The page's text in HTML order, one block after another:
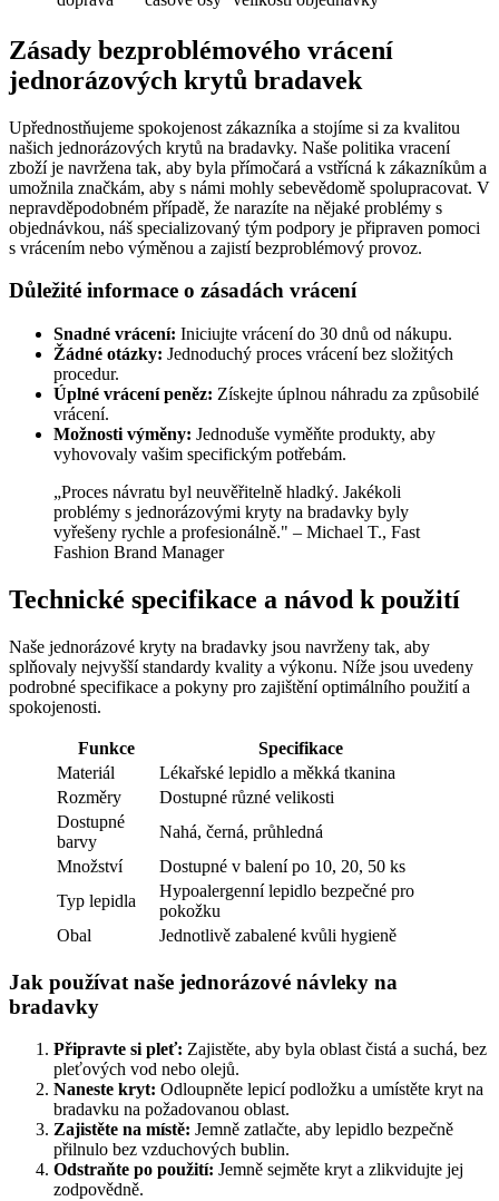
Zásady bezproblémového vrácení
jednorázových krytů bradavek
Upřednostňujeme spokojenost zákazníka a stojíme si za kvalitou
našich jednorázových krytů na bradavky. Naše politika vracení
zboží je navržena tak, aby byla přímočará a vstřícná k zákazníkům a
umožnila značkám, aby s námi mohly sebevědomě spolupracovat. V
nepravděpodobném případě, že narazíte na nějaké problémy s
objednávkou, náš specializovaný tým podpory je připraven pomoci
s vrácením nebo výměnou a zajistí bezproblémový provoz.
Důležité informace o zásadách vrácení
Snadné vrácení: Iniciujte vrácení do 30 dnů od nákupu.
Žádné otázky: Jednoduchý proces vrácení bez složitých
procedur.
Úplné vrácení peněz: Získejte úplnou náhradu za způsobilé
vrácení.
Možnosti výměny: Jednoduše vyměňte produkty, aby
vyhovovaly vašim specifickým potřebám.
„Proces návratu byl neuvěřitelně hladký. Jakékoli
problémy s jednorázovými kryty na bradavky byly
vyřešeny rychle a profesionálně." – Michael T., Fast
Fashion Brand Manager
Technické specifikace a návod k použití
Naše jednorázové kryty na bradavky jsou navrženy tak, aby
splňovaly nejvyšší standardy kvality a výkonu. Níže jsou uvedeny
podrobné specifikace a pokyny pro zajištění optimálního použití a
spokojenosti.
Funkce
Specifikace
Materiál
Lékařské lepidlo a měkká tkanina
Rozměry
Dostupné různé velikosti
Dostupné
barvy
Nahá, černá, průhledná
Množství
Dostupné v balení po 10, 20, 50 ks
Typ lepidla
Hypoalergenní lepidlo bezpečné pro
pokožku
Obal
Jednotlivě zabalené kvůli hygieně
Jak používat naše jednorázové návleky na
bradavky
Připravte si pleť: Zajistěte, aby byla oblast čistá a suchá, bez
pleťových vod nebo olejů.
Naneste kryt: Odloupněte lepicí podložku a umístěte kryt na
bradavku na požadovanou oblast.
Zajistěte na místě: Jemně zatlačte, aby lepidlo bezpečně
přilnulo bez vzduchových bublin.
Odstraňte po použití: Jemně sejměte kryt a zlikvidujte jej
zodpovědně.